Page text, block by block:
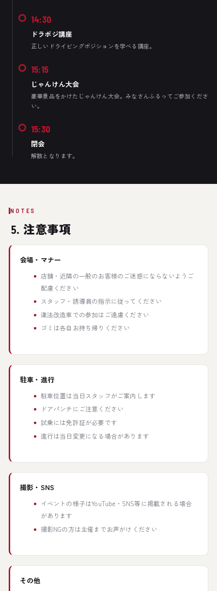
14:30
ドラポジ講座
正しいドライビングポジションを学べる講座。
15:15
じゃんけん大会
豪華景品をかけたじゃんけん大会。みなさんふるってご参加くださ
い。
15:30
閉会
解散となります。
NOTES
5. 注意事項
会場・マナー
店舗・近隣の一般のお客様のご迷惑にならないようご
配慮ください
スタッフ・誘導員の指示に従ってください
違法改造車での参加はご遠慮ください
ゴミは各自お持ち帰りください
駐車・進行
駐車位置は当日スタッフがご案内します
ドアパンチにご注意ください
試乗には免許証が必要です
進行は当日変更になる場合があります
撮影・SNS
イベントの様子はYouTube・SNS等に掲載される場合
があります
撮影NGの方は主催までお声がけください
その他